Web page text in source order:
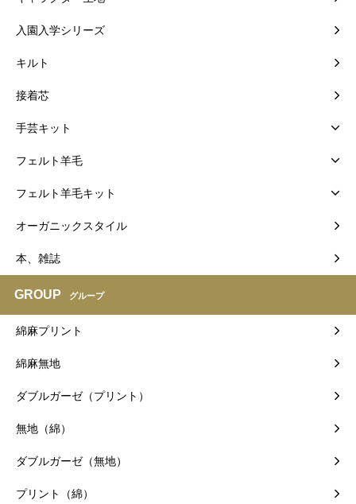
入園入学シリーズ
キルト
接着芯
手芸キット
フェルト羊毛
フェルト羊毛キット
オーガニックスタイル
本、雑誌
GROUP グループ
綿麻プリント
綿麻無地
ダブルガーゼ（プリント）
無地（綿）
ダブルガーゼ（無地）
プリント（綿）